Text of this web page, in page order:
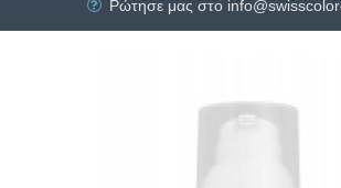
Ρώτησε μας στο